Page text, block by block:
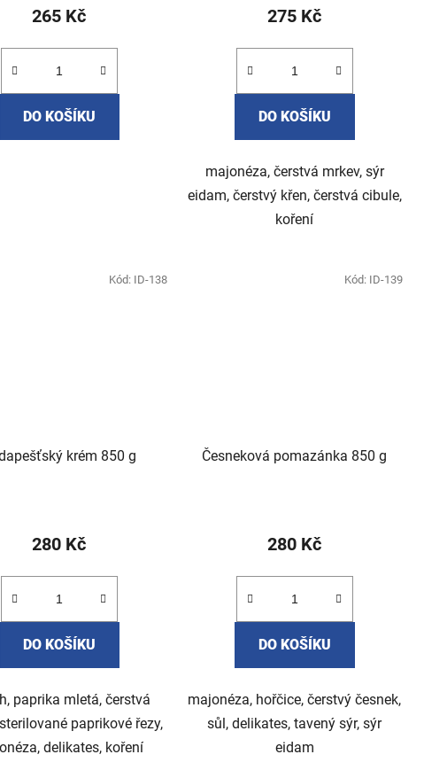
265 Kč
DO KOŠÍKU
275 Kč
DO KOŠÍKU
majonéza, čerstvá mrkev, sýr
eidam, čerstvý křen, čerstvá cibule,
koření
krém 850 g
280 Kč
DO KOŠÍKU
paprika mletá, čerstvá
paprikové řezy,
delikates, koření
Kód: ID-138
Česneková pomazánka 850 g
280 Kč
DO KOŠÍKU
majonéza, hořčice, čerstvý česnek,
sůl, delikates, tavený sýr, sýr
eidam
Kód: ID-139